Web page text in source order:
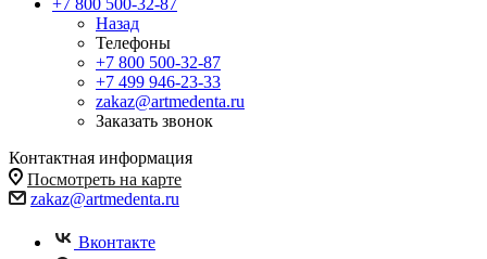
+7 800 500-32-87
Назад
Телефоны
+7 800 500-32-87
+7 499 946-23-33
zakaz@artmedenta.ru
Заказать звонок
Контактная информация
Посмотреть на карте
zakaz@artmedenta.ru
Вконтакте